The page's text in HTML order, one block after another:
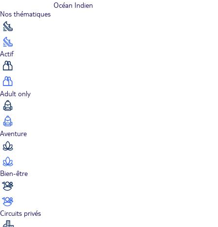
Océan Indien
Nos thématiques
Actif
Adult only
Aventure
Bien-être
Circuits privés